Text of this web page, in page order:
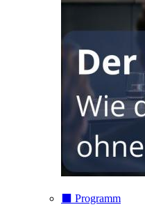
⬛️ Programm